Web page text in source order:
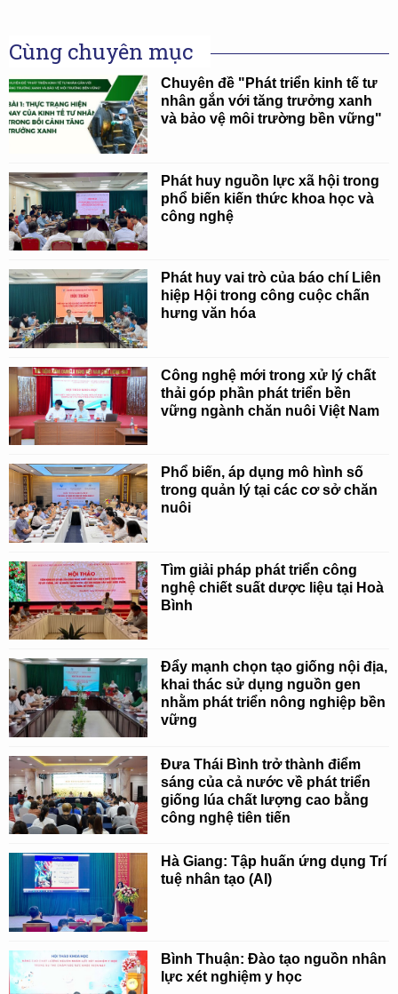
Cùng chuyên mục
Chuyên đề "Phát triển kinh tế tư
nhân gắn với tăng trưởng xanh
và bảo vệ môi trường bền vững"
Phát huy nguồn lực xã hội trong
phổ biến kiến thức khoa học và
công nghệ
Phát huy vai trò của báo chí Liên
hiệp Hội trong công cuộc chấn
hưng văn hóa
Công nghệ mới trong xử lý chất
thải góp phần phát triển bền
vững ngành chăn nuôi Việt Nam
Phổ biến, áp dụng mô hình số
trong quản lý tại các cơ sở chăn
nuôi
Tìm giải pháp phát triển công
nghệ chiết suất dược liệu tại Hoà
Bình
Đẩy mạnh chọn tạo giống nội địa,
khai thác sử dụng nguồn gen
nhằm phát triển nông nghiệp bền
vững
Đưa Thái Bình trở thành điểm
sáng của cả nước về phát triển
giống lúa chất lượng cao bằng
công nghệ tiên tiến
Hà Giang: Tập huấn ứng dụng Trí
tuệ nhân tạo (AI)
Bình Thuận: Đào tạo nguồn nhân
lực xét nghiệm y học